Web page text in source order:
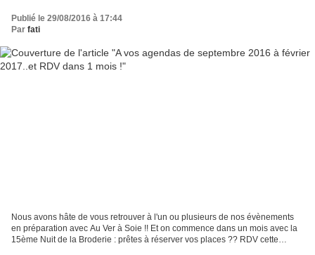
Publié le 29/08/2016 à 17:44
Par fati
Nous avons hâte de vous retrouver à l'un ou plusieurs de nos évènements
en préparation avec Au Ver à Soie !! Et on commence dans un mois avec la
15ème Nuit de la Broderie : prêtes à réserver vos places ?? RDV cette